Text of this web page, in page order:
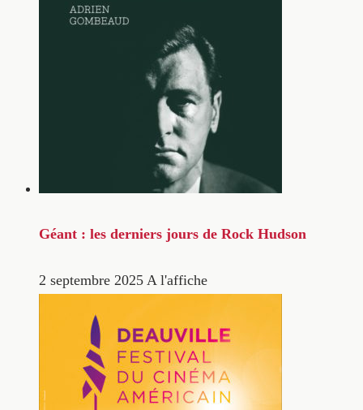
Géant : les derniers jours de Rock Hudson
2 septembre 2025 A l'affiche